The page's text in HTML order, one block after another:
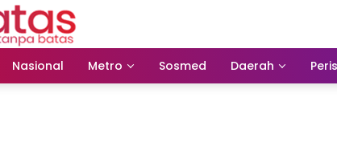
Nasional Metro Sosmed Daerah